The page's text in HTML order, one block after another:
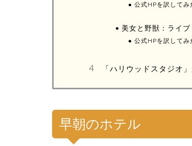
公式HPを訳して
美女と野獣：ライ
公式HPを訳して
「ハリウッドスタジオ
早朝のホテル